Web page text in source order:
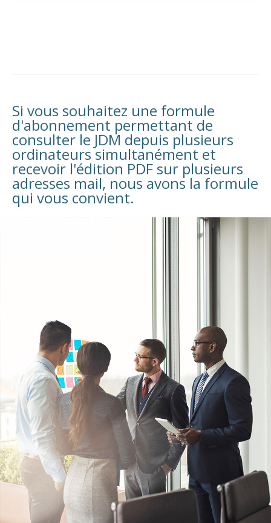
Si vous souhaitez une formule
d'abonnement permettant de
consulter le JDM depuis plusieurs
ordinateurs simultanément et
recevoir l'édition PDF sur plusieurs
adresses mail, nous avons la formule
qui vous convient.